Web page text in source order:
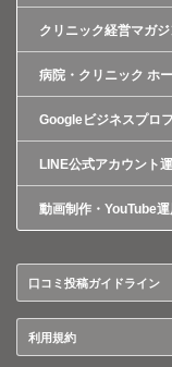
クリニック経営マガ
病院・クリニック ホ
Googleビジネスプロ
LINE公式アカウント
動画制作・YouTube
口コミ投稿ガイドライン
利用規約